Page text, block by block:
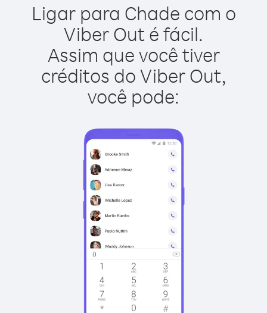
Ligar para Chade com o
Viber Out é fácil.
Assim que você tiver
créditos do Viber Out,
você pode: